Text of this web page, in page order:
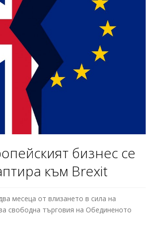
бизнес се
към Brexit
месеца от влизането в сила на
свободна търговия на Обединеното